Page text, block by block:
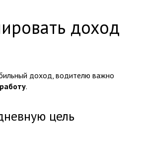
доход
доход, водителю важно
.
цель